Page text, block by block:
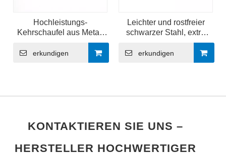
Hochleistungs-
Kehrschaufel aus Metall
Fassungsvermögen,
schwarz beschichtete
erkundigen
Leichter und rostfreier
schwarzer Stahl, extra
große Industrie-Metall-
Kehrschaufel
erkundigen
KONTAKTIEREN SIE UNS –
HERSTELLER HOCHWERTIGER